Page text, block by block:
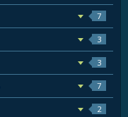
7
3
3
7
2